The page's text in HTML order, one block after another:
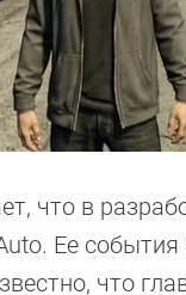
что в
Ее
что